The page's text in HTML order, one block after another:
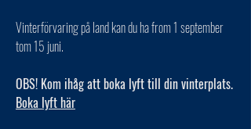
Vinterförvaring på land kan du ha from 1 september
tom 15 juni.
OBS! Kom ihåg att boka lyft till din vinterplats.
Boka lyft här